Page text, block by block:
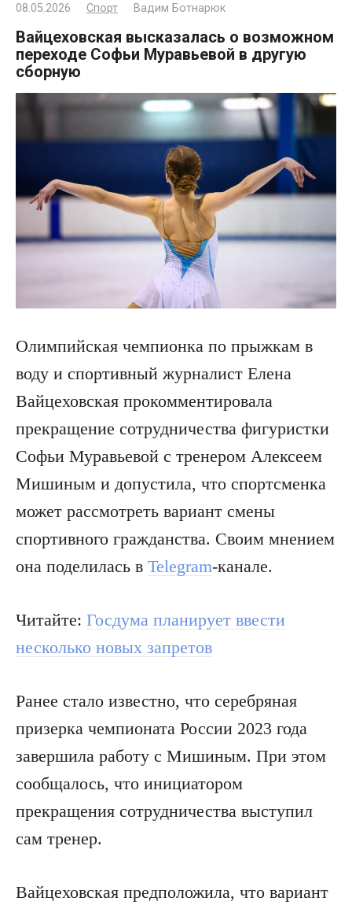
08.05.2026 Спорт Вадим Ботнарюк
Вайцеховская высказалась о возможном
переходе Софьи Муравьевой в другую
сборную
Олимпийская чемпионка по прыжкам в
воду и спортивный журналист Елена
Вайцеховская прокомментировала
прекращение сотрудничества фигуристки
Софьи Муравьевой с тренером Алексеем
Мишиным и допустила, что спортсменка
может рассмотреть вариант смены
спортивного гражданства. Своим мнением
она поделилась в Telegram-канале.
Читайте: Госдума планирует ввести
несколько новых запретов
Ранее стало известно, что серебряная
призерка чемпионата России 2023 года
завершила работу с Мишиным. При этом
сообщалось, что инициатором
прекращения сотрудничества выступил
сам тренер.
Вайцеховская предположила, что вариант